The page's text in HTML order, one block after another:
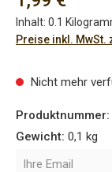
Inhalt: 0.1
Preise inkl.
Nicht mehr
Produktnummer:
Gewicht: 0,1 kg
Ihre Email